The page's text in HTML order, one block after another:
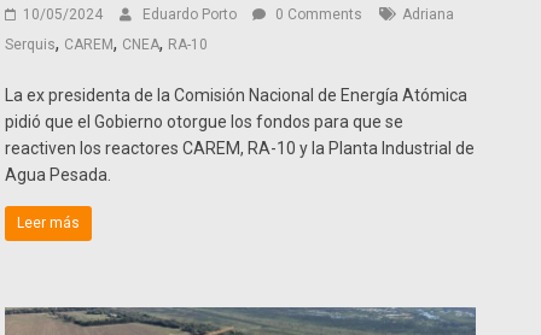
10/05/2024 Eduardo Porto 0 Comments
Adriana
Serquis, CAREM, CNEA, RA-10
La ex presidenta de la Comisión Nacional de Energía Atómica
pidió que el Gobierno otorgue los fondos para que se
reactiven los reactores CAREM, RA-10 y la Planta Industrial de
Agua Pesada.
Leer más